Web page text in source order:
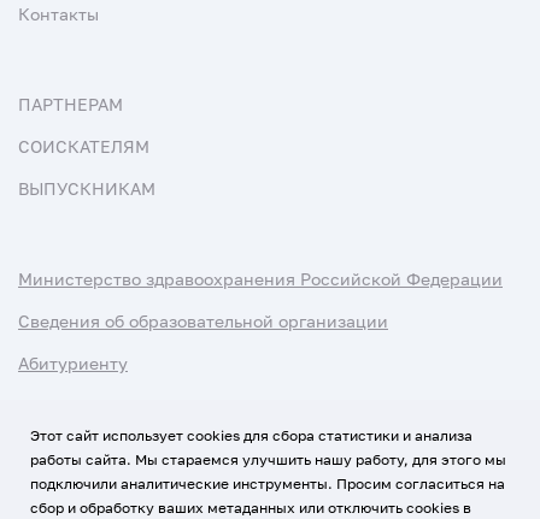
Контакты
ПАРТНЕРАМ
СОИСКАТЕЛЯМ
ВЫПУСКНИКАМ
Министерство здравоохранения Российской Федерации
Сведения об образовательной организации
Абитуриенту
Политика обработки персональных данных
Этот сайт использует cookies для сбора статистики и анализа
работы сайта. Мы стараемся улучшить нашу работу, для этого мы
подключили аналитические инструменты. Просим согласиться на
сбор и обработку ваших метаданных или отключить cookies в